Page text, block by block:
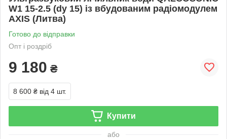
W1 15-2.5 (dy 15) із вбудованим радіомодулем
AXIS (Литва)
Готово до відправки
Опт і роздріб
9 180 ₴
8 600 ₴ від 4 шт.
Купити
або